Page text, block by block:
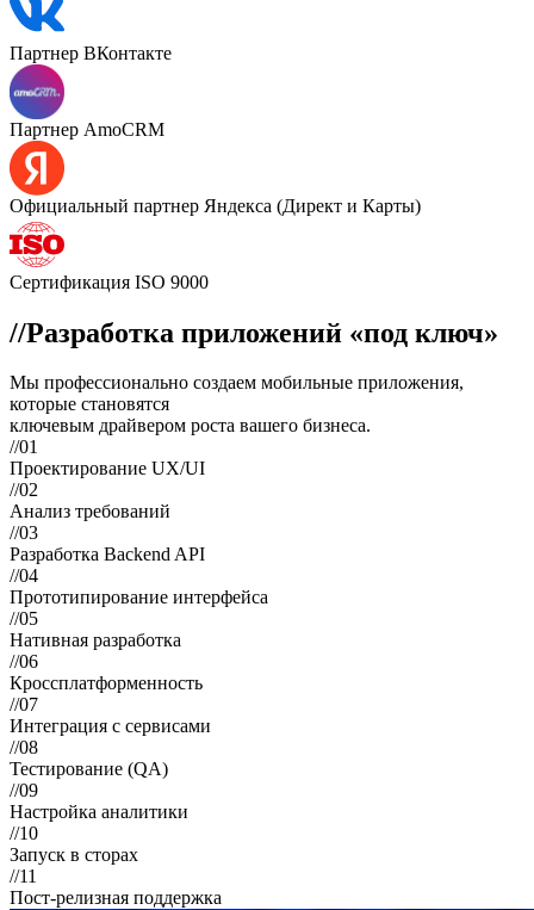
Партнер ВКонтакте
Партнер AmoCRM
Официальный партнер Яндекса (Директ и Карты)
Сертификация ISO 9000
//Разработка приложений «под ключ»
Мы профессионально создаем мобильные приложения,
которые становятся
ключевым драйвером роста вашего бизнеса.
//01
Проектирование UX/UI
//02
Анализ требований
//03
Разработка Backend API
//04
Прототипирование интерфейса
//05
Нативная разработка
//06
Кроссплатформенность
//07
Интеграция с сервисами
//08
Тестирование (QA)
//09
Настройка аналитики
//10
Запуск в сторах
//11
Пост-релизная поддержка